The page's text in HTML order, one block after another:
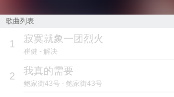
歌曲列表
1 寂寞就象一团烈火
崔健 - 解决
2 我真的需要
鲍家街43号 - 鲍家街43号